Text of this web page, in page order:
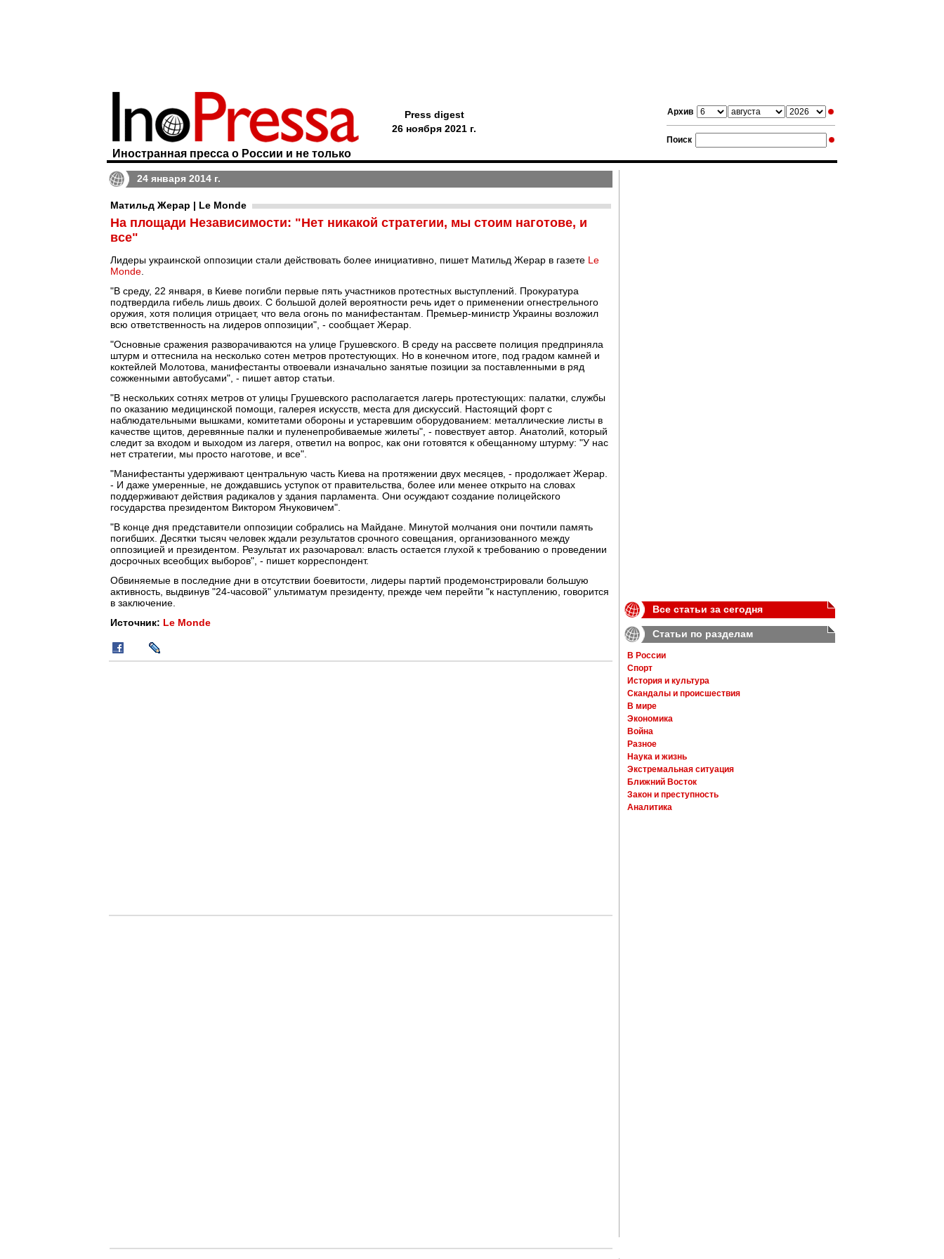
Архив
Поиск
Иностранная пресса о России и не только
Press digest
26 ноября 2021 г.
24 января 2014 г.
Матильд Жерар | Le Monde
На площади Независимости: "Нет никакой стратегии, мы стоим наготове, и
все"
Лидеры украинской оппозиции стали действовать более инициативно, пишет Матильд Жерар в газете Le
Monde
"В среду, 22 января, в Киеве погибли первые пять участников протестных выступлений. Прокуратура
подтвердила гибель лишь двоих. С большой долей вероятности речь идет о применении огнестрельного
оружия, хотя полиция отрицает, что вела огонь по манифестантам. Премьер-министр Украины возложил
всю ответственность на лидеров оппозиции", - сообщает Жерар.
"Основные сражения разворачиваются на улице Грушевского. В среду на рассвете полиция предприняла
штурм и оттеснила на несколько сотен метров протестующих. Но в конечном итоге, под градом камней и
коктейлей Молотова, манифестанты отвоевали изначально занятые позиции за поставленными в ряд
сожженными автобусами", - пишет автор статьи.
"В нескольких сотнях метров от улицы Грушевского располагается лагерь протестующих: палатки, службы
по оказанию медицинской помощи, галерея искусств, места для дискуссий. Настоящий форт с
наблюдательными вышками, комитетами обороны и устаревшим оборудованием: металлические листы в
качестве щитов, деревянные палки и пуленепробиваемые жилеты", - повествует автор. Анатолий, который
следит за входом и выходом из лагеря, ответил на вопрос, как они готовятся к обещанному штурму: "У нас
нет стратегии, мы просто наготове, и все".
"Манифестанты удерживают центральную часть Киева на протяжении двух месяцев, - продолжает Жерар.
- И даже умеренные, не дождавшись уступок от правительства, более или менее открыто на словах
поддерживают действия радикалов у здания парламента. Они осуждают создание полицейского
государства президентом Виктором Януковичем".
"В конце дня представители оппозиции собрались на Майдане. Минутой молчания они почтили память
погибших. Десятки тысяч человек ждали результатов срочного совещания, организованного между
оппозицией и президентом. Результат их разочаровал: власть остается глухой к требованию о проведении
досрочных всеобщих выборов", - пишет корреспондент.
Обвиняемые в последние дни в отсутствии боевитости, лидеры партий продемонстрировали большую
активность, выдвинув "24-часовой" ультиматум президенту, прежде чем перейти "к наступлению, говорится
в заключение.
Источник: Le Monde
Все статьи за сегодня
Статьи по разделам
В России
Спорт
История и культура
Скандалы и происшествия
В мире
Экономика
Война
Разное
Наука и жизнь
Экстремальная ситуация
Ближний Восток
Закон и преступность
Аналитика